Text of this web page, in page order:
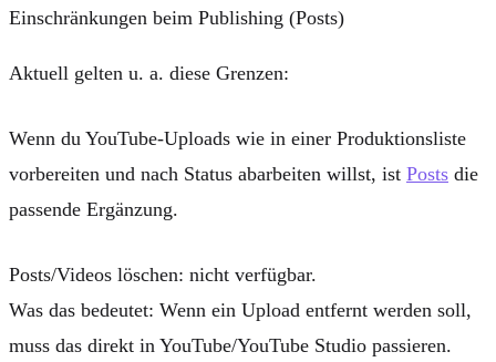
Einschränkungen beim Publishing (Posts)
Aktuell gelten u. a. diese Grenzen:
Wenn du YouTube-Uploads wie in einer Produktionsliste
vorbereiten und nach Status abarbeiten willst, ist Posts die
passende Ergänzung.
Posts/Videos löschen: nicht verfügbar.
Was das bedeutet: Wenn ein Upload entfernt werden soll,
muss das direkt in YouTube/YouTube Studio passieren.